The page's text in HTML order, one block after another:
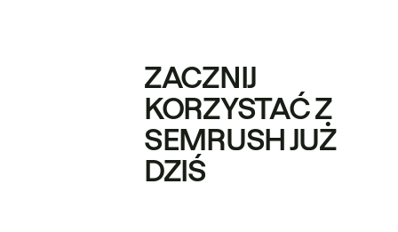
ZACZNIJ
KORZYSTAĆ Z
SEMRUSH JUŻ
DZIŚ